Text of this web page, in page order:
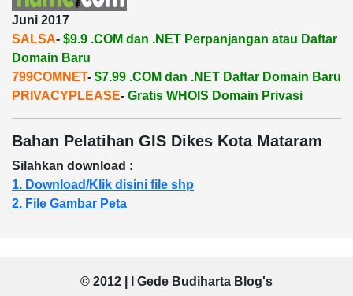
Juni 2017
SALSA- $9.9 .COM dan .NET Perpanjangan atau Daftar
Domain Baru
799COMNET- $7.99 .COM dan .NET Daftar Domain Baru
PRIVACYPLEASE- Gratis WHOIS Domain Privasi
Bahan Pelatihan GIS Dikes Kota Mataram
Silahkan download :
1. Download/Klik disini file shp
2. File Gambar Peta
© 2012 | I Gede Budiharta Blog's